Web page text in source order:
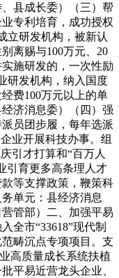
县成长委）（三）帮
专利培育，成功授权
立研发机构，被新认
离赐与100万元、20
施研发的，一次性励
研发机构，纳入国度
费100万元以上的单
济消息委）（四）强
员团步履，每年选派
业开展科技办事。组
引才打算和“百万人
引育更多高条理人才
等支撑政策，鞭策科
单元：县经济消息
管部）二、加强平易
全市“33618”现代制
畴沉点专项项目。支
高质量成长系统扶植
平易近营龙头企业、